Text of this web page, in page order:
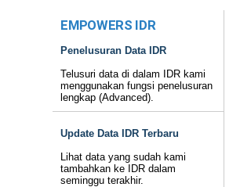
EMPOWERS IDR
Penelusuran Data IDR
Telusuri data di dalam IDR kami
menggunakan fungsi penelusuran
lengkap (Advanced).
Update Data IDR Terbaru
Lihat data yang sudah kami
tambahkan ke IDR dalam
seminggu terakhir.